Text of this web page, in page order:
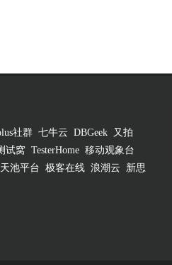
社群 七牛云 DBGeek
又拍
试窝 TesterHome 移动观象台
池平台 极客在线 浪潮云
新思